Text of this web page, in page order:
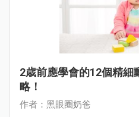
2歳前應學會的12個精細
略！
作者：黑眼圈奶爸